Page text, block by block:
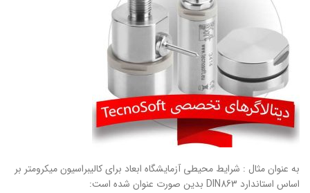
به عنوان مثال : شرایط محیطی آزمایشگاه ابعاد برای کالیبراسیون میکرومتر بر
اساس استاندارد DIN863 بدین صورت عنوان شده است: